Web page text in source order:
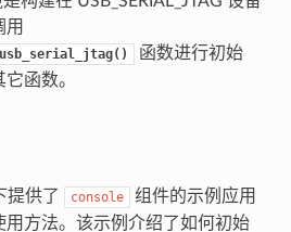
用
函数进行初始
函数。
提供了 console
组件的示例应用
方法。该示例介绍了如何初始